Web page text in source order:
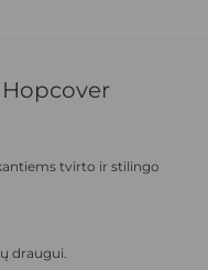
tvirto ir stilingo
draugui.